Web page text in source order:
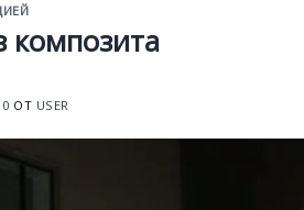
композита
ОТ USER